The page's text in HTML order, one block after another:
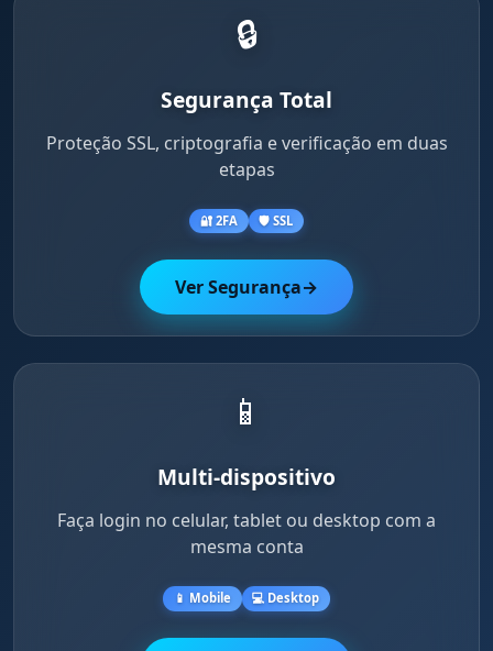
🔒
Segurança Total
Proteção SSL, criptografia e verificação em duas
etapas
🔐 2FA 🛡️ SSL
Ver Segurança→
📱
Multi-dispositivo
Faça login no celular, tablet ou desktop com a
mesma conta
📱 Mobile 💻 Desktop